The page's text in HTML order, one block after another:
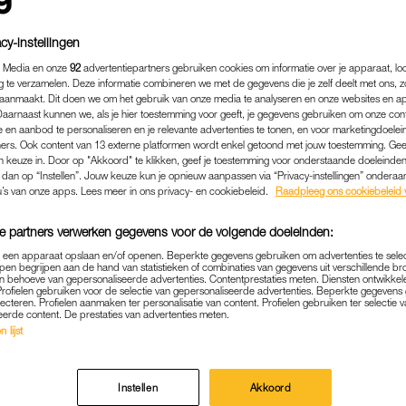
MUNNIK VADER
KINDJE (EN DIT IS ZIJN
ENTERTAINMENT| BABYNIEUWS
geboortedag een concert met The Streamers
schieten: Paul de Munnik is voor de vierde
instellingen
en onze 92 advertentiepartners gebruiken cookies om informatie over je apparaat,
te verzamelen. Deze informatie combineren we met de gegevens die je zelf deelt met ons,
Dit doen we om het gebruik van onze media te analyseren en onze websites en
kunnen we, als je hier toestemming voor geeft, je gegevens gebruiken om onze
en aanbod te personaliseren en je relevante advertenties te tonen, en voor
Ook content van 13 externe platformen wordt enkel getoond met jouw toestemming.
keuze in. Door op "Akkoord" te klikken, geef je toestemming voor onderstaande
op “Instellen”. Jouw keuze kun je opnieuw aanpassen via “Privacy-instellingen”
van onze apps. Lees meer in ons privacy- en cookiebeleid.
Raadpleeg ons cookiebeleid
partners verwerken gegevens voor de volgende doeleinden:
apparaat opslaan en/of openen. Beperkte gegevens gebruiken om advertenties te
begrijpen aan de hand van statistieken of combinaties van gegevens uit verschillende
behoeve van gepersonaliseerde advertenties. Contentprestaties meten. Diensten
gebruiken voor de selectie van gepersonaliseerde advertenties. Beperkte
Profielen aanmaken ter personalisatie van content. Profielen gebruiken ter selectie
content. De prestaties van advertenties meten.
lijst
Instellen Akkoord